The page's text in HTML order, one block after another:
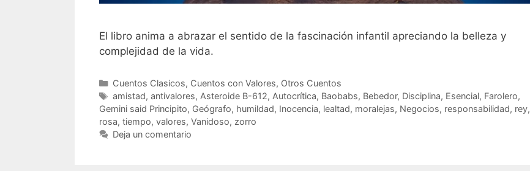
El libro anima a abrazar el sentido de la fascinación infantil apreciando la belleza y
complejidad de la vida.
Categorías
Cuentos Clasicos, Cuentos con Valores, Otros Cuentos
Etiquetas
amistad, antivalores, Asteroide B-612, Autocrítica, Baobabs, Bebedor, Disciplina, Esencial, Farolero,
Gemini said Principito, Geógrafo, humildad, Inocencia, lealtad, moralejas, Negocios, responsabilidad, rey,
rosa, tiempo, valores, Vanidoso, zorro
Deja un comentario